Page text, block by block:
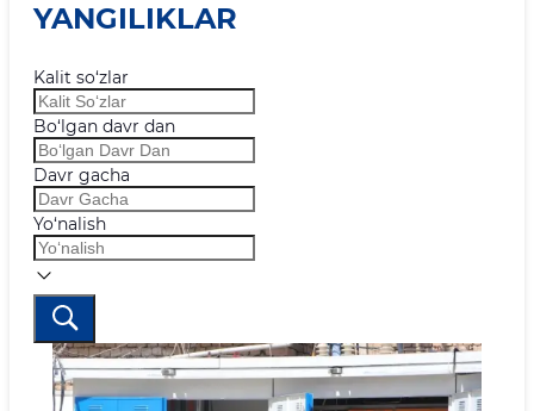
YANGILIKLAR
Kalit so‘zlar
Bo‘lgan davr dan
Davr gacha
Yo‘nalish